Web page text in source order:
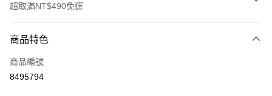
超取滿NT$490免運
信用卡一次付款
信用卡分期付款
商品特色
商品編號
8495794